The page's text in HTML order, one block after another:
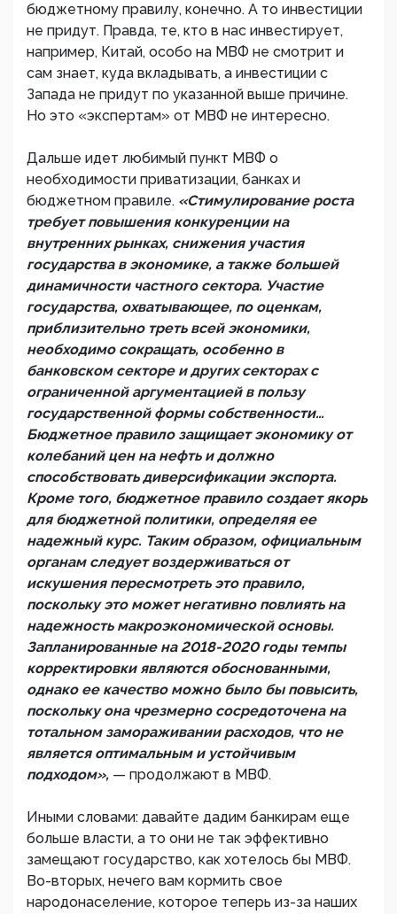
бюджетному правилу, конечно. А то инвестиции
не придут. Правда, те, кто в нас инвестирует,
например, Китай, особо на МВФ не смотрит и
сам знает, куда вкладывать, а инвестиции с
Запада не придут по указанной выше причине.
Но это «экспертам» от МВФ не интересно.
Дальше идет любимый пункт МВФ о
необходимости приватизации, банках и
бюджетном правиле. «Стимулирование роста
требует повышения конкуренции на
внутренних рынках, снижения участия
государства в экономике, а также большей
динамичности частного сектора. Участие
государства, охватывающее, по оценкам,
приблизительно треть всей экономики,
необходимо сокращать, особенно в
банковском секторе и других секторах с
ограниченной аргументацией в пользу
государственной формы собственности…
Бюджетное правило защищает экономику от
колебаний цен на нефть и должно
способствовать диверсификации экспорта.
Кроме того, бюджетное правило создает якорь
для бюджетной политики, определяя ее
надежный курс. Таким образом, официальным
органам следует воздерживаться от
искушения пересмотреть это правило,
поскольку это может негативно повлиять на
надежность макроэкономической основы.
Запланированные на 2018-2020 годы темпы
корректировки являются обоснованными,
однако ее качество можно было бы повысить,
поскольку она чрезмерно сосредоточена на
тотальном замораживании расходов, что не
является оптимальным и устойчивым
подходом», — продолжают в МВФ.
Иными словами: давайте дадим банкирам еще
больше власти, а то они не так эффективно
замещают государство, как хотелось бы МВФ.
Во-вторых, нечего вам кормить свое
народонаселение, которое теперь из-за наших